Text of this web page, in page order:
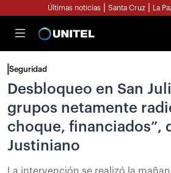
Últimas noticias Santa Cruz La
Seguridad
Desbloqueo en San
grupos netamente
choque, financiados”,
Justiniano